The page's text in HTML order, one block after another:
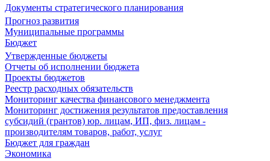
Документы стратегического планирования
Прогноз развития
Муниципальные программы
Бюджет
Утвержденные бюджеты
Отчеты об исполнении бюджета
Проекты бюджетов
Реестр расходных обязательств
Мониторинг качества финансового менеджмента
Мониторинг достижения результатов предоставления
субсидий (грантов) юр. лицам, ИП, физ. лицам -
производителям товаров, работ, услуг
Бюджет для граждан
Экономика